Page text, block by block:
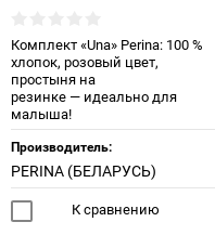
Комплект «Una» Perina: 100 %
хлопок, розовый цвет,
простыня на
резинке — идеально для
малыша!
Производитель:
PERINA (БЕЛАРУСЬ)
К сравнению